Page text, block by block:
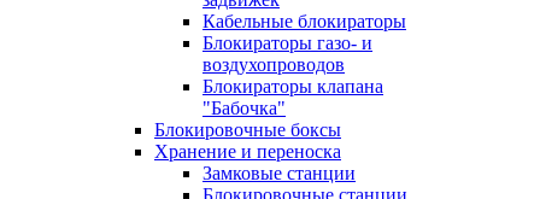
Кабельные блокираторы
Блокираторы газо- и
воздухопроводов
Блокираторы клапана
"Бабочка"
Блокировочные боксы
Хранение и переноска
Замковые станции
Блокировочные станции